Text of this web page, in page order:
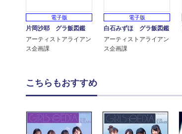
電子版
片岡沙耶 グラ飯図鑑
アーティストアライアン
ス企画課
電子版
白石みずほ グラ飯図鑑
アーティストアライアン
ス企画課
こちらもおすすめ